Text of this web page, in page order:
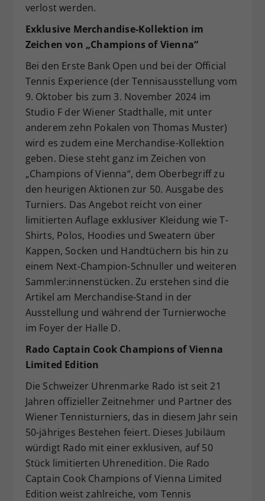
verlost werden.
Exklusive Merchandise-Kollektion im
Zeichen von „Champions of Vienna“
Bei den Erste Bank Open und bei der Official
Tennis Experience (der Tennisausstellung vom
9. Oktober bis zum 3. November 2024 im
Studio F der Wiener Stadthalle, mit unter
anderem zehn Pokalen von Thomas Muster)
wird es zudem eine Merchandise-Kollektion
geben. Diese steht ganz im Zeichen von
„Champions of Vienna“, dem Oberbegriff zu
den heurigen Aktionen zur 50. Ausgabe des
Turniers. Das Angebot reicht von einer
limitierten Auflage exklusiver Kleidung wie T-
Shirts, Polos, Hoodies und Sweatern über
Kappen, Socken und Handtüchern bis hin zu
einem Next-Champion-Schnuller und weiteren
Sammler:innenstücken. Zu erstehen sind die
Artikel am Merchandise-Stand in der
Ausstellung und während der Turnierwoche
im Foyer der Halle D.
Rado Captain Cook Champions of Vienna
Limited Edition
Die Schweizer Uhrenmarke Rado ist seit 21
Jahren offizieller Zeitnehmer und Partner des
Wiener Tennisturniers, das in diesem Jahr sein
50-jähriges Bestehen feiert. Dieses Jubiläum
würdigt Rado mit einer exklusiven, auf 50
Stück limitierten Uhrenedition. Die Rado
Captain Cook Champions of Vienna Limited
Edition weist zahlreiche, vom Tennis